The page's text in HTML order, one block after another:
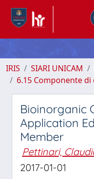
IRIS SIARI UNICAM
6.15 Componente
Bioinorganic
Application
Member
Pettinari,
2017-01-01